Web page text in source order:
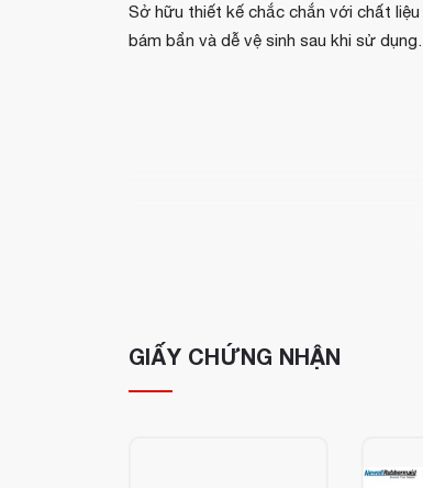
Sở hữu thiết kế chắc chắn với chất liệu
bám bẩn và dễ vệ sinh sau khi sử dụng.
GIẤY CHỨNG NHẬN